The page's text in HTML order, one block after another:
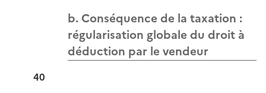
b. Conséquence de la taxation :
régularisation globale du droit à
déduction par le vendeur
40